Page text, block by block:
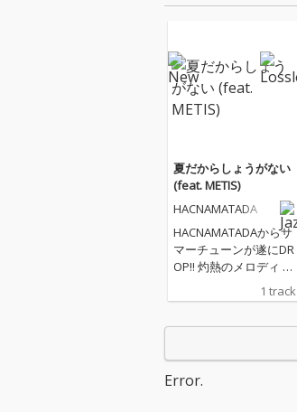
夏だからしょうがない
(feat. METIS)
HACNAMATADA
HACNAMATADAからサ
マーチューンが遂にDR
OP!! 灼熱のメロディ 弾
てが搭載されたJump U
a METISをフィーチャ
1 track
Error.